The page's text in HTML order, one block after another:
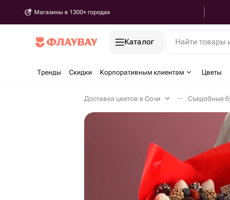
Магазины в 1300+ городах
Каталог Найти товары
Тренды Скидки Корпоративным клиентам Цветы
Доставка цветов в Сочи Съедобные